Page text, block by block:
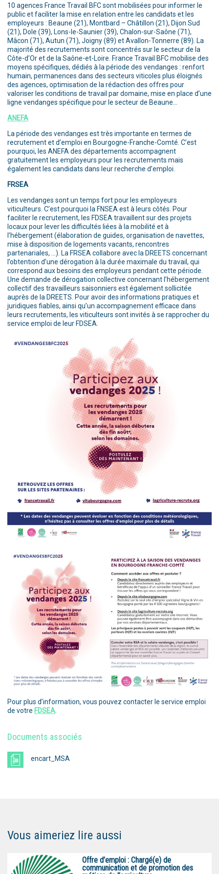
10 agences France Travail BFC sont mobilisées pour informer le
public et faciliter la mise en relation entre les candidats et les
employeurs : Beaune (21), Montbard – Châtillon (21), Dijon Sud
(21), Dole (39), Lons-le-Saunier (39), Chalon-sur-Saône (71),
Mâcon (71), Autun (71), Joigny (89) et Avallon-Tonnerre (89). La
majorité des recrutements sont concentrés sur le secteur de la
Côte-d’Or et de la Saône-et-Loire. France Travail BFC mobilise des
moyens spécifiques, dédiés à la période des vendanges : renfort
humain, permanences dans des secteurs viticoles plus éloignés
des agences, optimisation de la rédaction des offres pour
valoriser les conditions de travail par domaine, mise en place d’une
ligne vendanges spécifique pour le secteur de Beaune…
ANEFA
La période des vendanges est très importante en termes de
recrutement et d’emploi en Bourgogne-Franche-Comté. C’est
pourquoi, les ANEFA des départements accompagnent
gratuitement les employeurs pour les recrutements mais
également les candidats dans leur recherche d’emploi.
FRSEA
Les vendanges sont un temps fort pour les employeurs
viticulteurs. C’est pourquoi la FNSEA est à leurs côtés. Pour
faciliter le recrutement, les FDSEA travaillent sur des projets
locaux pour lever les difficultés liées à la mobilité et à
l’hébergement (élaboration de guides, organisation de navettes,
mise à disposition de logements vacants, rencontres
partenariales, …). La FRSEA collabore avec la DREETS concernant
l’obtention d’une dérogation à la durée maximale du travail, qui
correspond aux besoins des employeurs pendant cette période.
Une demande de dérogation collective concernant l’hébergement
collectif des travailleurs saisonniers est également sollicitée
auprès de la DREETS. Pour avoir des informations pratiques et
juridiques fiables, ainsi qu’un accompagnement efficace dans
leurs recrutements, les viticulteurs sont invités à se rapprocher du
service emploi de leur FDSEA.
Pour plus d’information, vous pouvez contacter le service emploi
de votre FDSEA
Documents associés
encart_MSA
Vous aimeriez lire aussi
Offre d’emploi : Chargé(e) de
communication et de promotion des